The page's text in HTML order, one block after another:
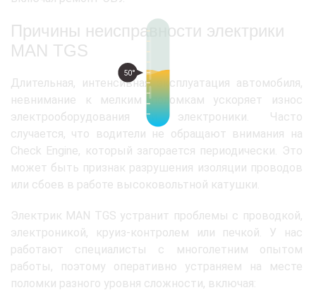
50°
Причины неисправности электрики
MAN TGS
Длительная, интенсивная эксплуатация автомобиля,
невнимание к мелким поломкам ускоряет износ
электрооборудования и электроники. Часто
случается, что водители не обращают внимания на
Check Engine, который загорается периодически. Это
может быть признак разрушения изоляции проводов
или сбоев в работе высоковольтной катушки.
Электрик MAN TGS устранит проблемы с проводкой,
электроникой, круиз-контролем или печкой. У нас
работают специалисты с многолетним опытом
работы, поэтому оперативно устраняем на месте
поломки разного уровня сложности, включая: